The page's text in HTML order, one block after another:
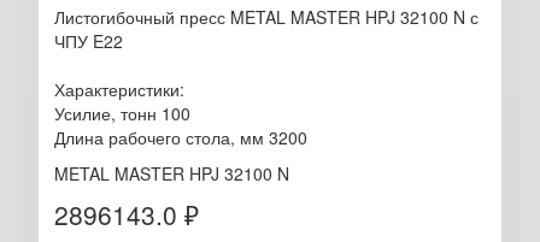
Листогибочный пресс METAL MASTER HPJ 32100 N с
ЧПУ E22
Характеристики:
Усилие, тонн 100
Длина рабочего стола, мм 3200
METAL MASTER HPJ 32100 N
2896143.0 ₽